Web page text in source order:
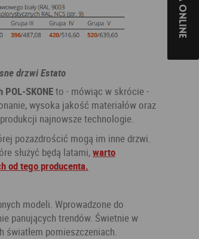
drzwi Estato
SKONEto - mówiąc w skrócie -
wysoka jakość materiałów oraz
najnowsze technologie.
pozazdrościć mogą im inne drzwi.
służyć będą latami,warto
od tego producenta.
modeli. Wprowadzone do
panujących trendów. Świetnie w
światłem pomieszczeniach.